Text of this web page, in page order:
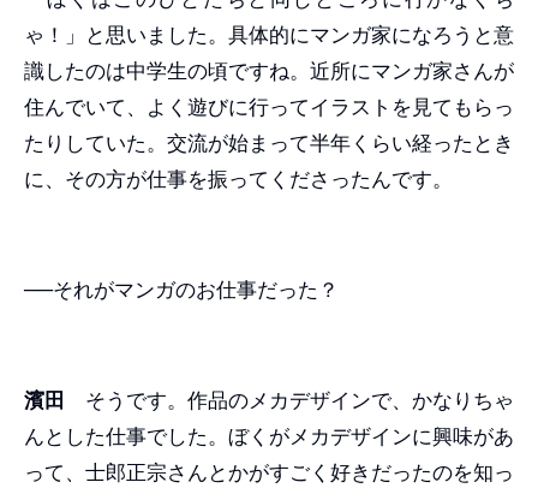
ゃ！」と思いました。具体的にマンガ家になろうと意
識したのは中学生の頃ですね。近所にマンガ家さんが
住んでいて、よく遊びに行ってイラストを見てもらっ
たりしていた。交流が始まって半年くらい経ったとき
に、その方が仕事を振ってくださったんです。
──それがマンガのお仕事だった？
濱田
そうです。作品のメカデザインで、かなりちゃ
んとした仕事でした。ぼくがメカデザインに興味があ
って、士郎正宗さんとかがすごく好きだったのを知っ